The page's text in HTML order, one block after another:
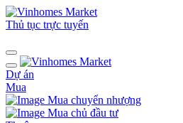
Thủ tục trực tuyến
Dự án
Mua
Mua chuyển nhượng
Mua chủ đầu tư